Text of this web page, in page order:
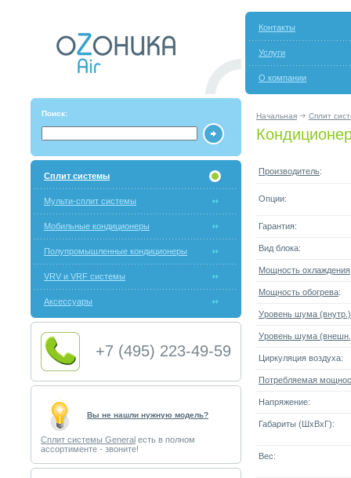
Контакты
Услуги
О компании
Поиск: Начальная Сплит
Сплит системы
Мульти-сплит системы
Мобильные кондиционеры
Полупромышленные кондиционеры
VRV и VRF системы
Аксессуары
+7 (495) 223-49-59
Вы не нашли нужную модель?
Сплит системы General есть в полном
ассортименте - звоните!
Производитель:
Опции:
Гарантия:
Вид блока:
Мощность охлаждения
Мощность обогрева:
Уровень шума (внутр.)
Уровень шума
Циркуляция воздуха:
Потребляемая
Напряжение:
Габариты (ШxВxГ):
Вес: